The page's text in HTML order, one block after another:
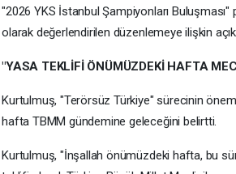
"2026 YKS İstanbul Şampiyonları
olarak değerlendirilen düzenlemeye ilişkin
"YASA TEKLİFİ ÖNÜMÜZDEKİ HAFTA
Kurtulmuş, "Terörsüz Türkiye" sürecinin
hafta TBMM gündemine geleceğini belirtti.
Kurtulmuş, "İnşallah önümüzdeki hafta, bu